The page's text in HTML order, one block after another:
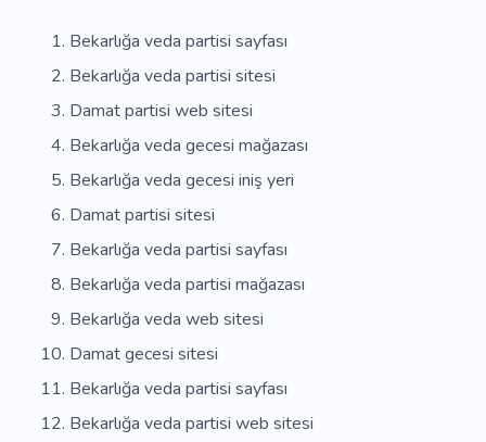
Bekarlığa veda partisi sayfası
Bekarlığa veda partisi sitesi
Damat partisi web sitesi
Bekarlığa veda gecesi mağazası
Bekarlığa veda gecesi iniş yeri
Damat partisi sitesi
Bekarlığa veda partisi sayfası
Bekarlığa veda partisi mağazası
Bekarlığa veda web sitesi
Damat gecesi sitesi
Bekarlığa veda partisi sayfası
Bekarlığa veda partisi web sitesi